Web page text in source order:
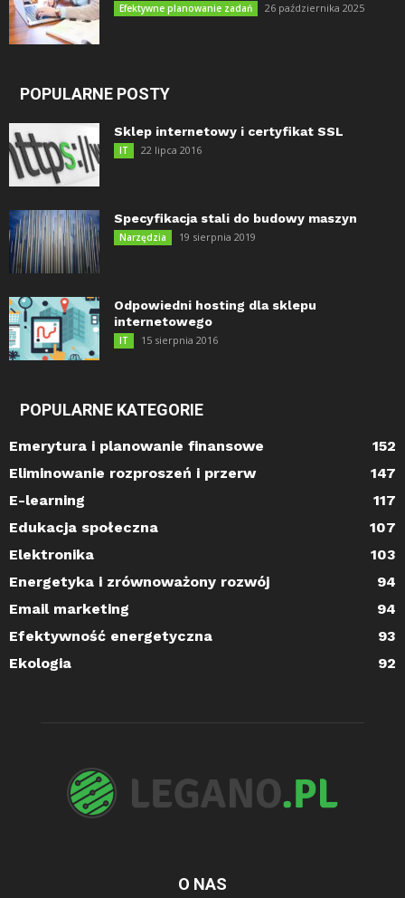
Efektywne planowanie zadań 26 października 2025
POPULARNE POSTY
Sklep internetowy i certyfikat SSL
IT 22 lipca 2016
Specyfikacja stali do budowy maszyn
Narzędzia 19 sierpnia 2019
Odpowiedni hosting dla sklepu
internetowego
IT 15 sierpnia 2016
POPULARNE KATEGORIE
Emerytura i planowanie finansowe
152
Eliminowanie rozproszeń i przerw
147
E-learning
117
Edukacja społeczna
107
Elektronika
103
Energetyka i zrównoważony rozwój
94
Email marketing
94
Efektywność energetyczna
93
Ekologia
92
O NAS